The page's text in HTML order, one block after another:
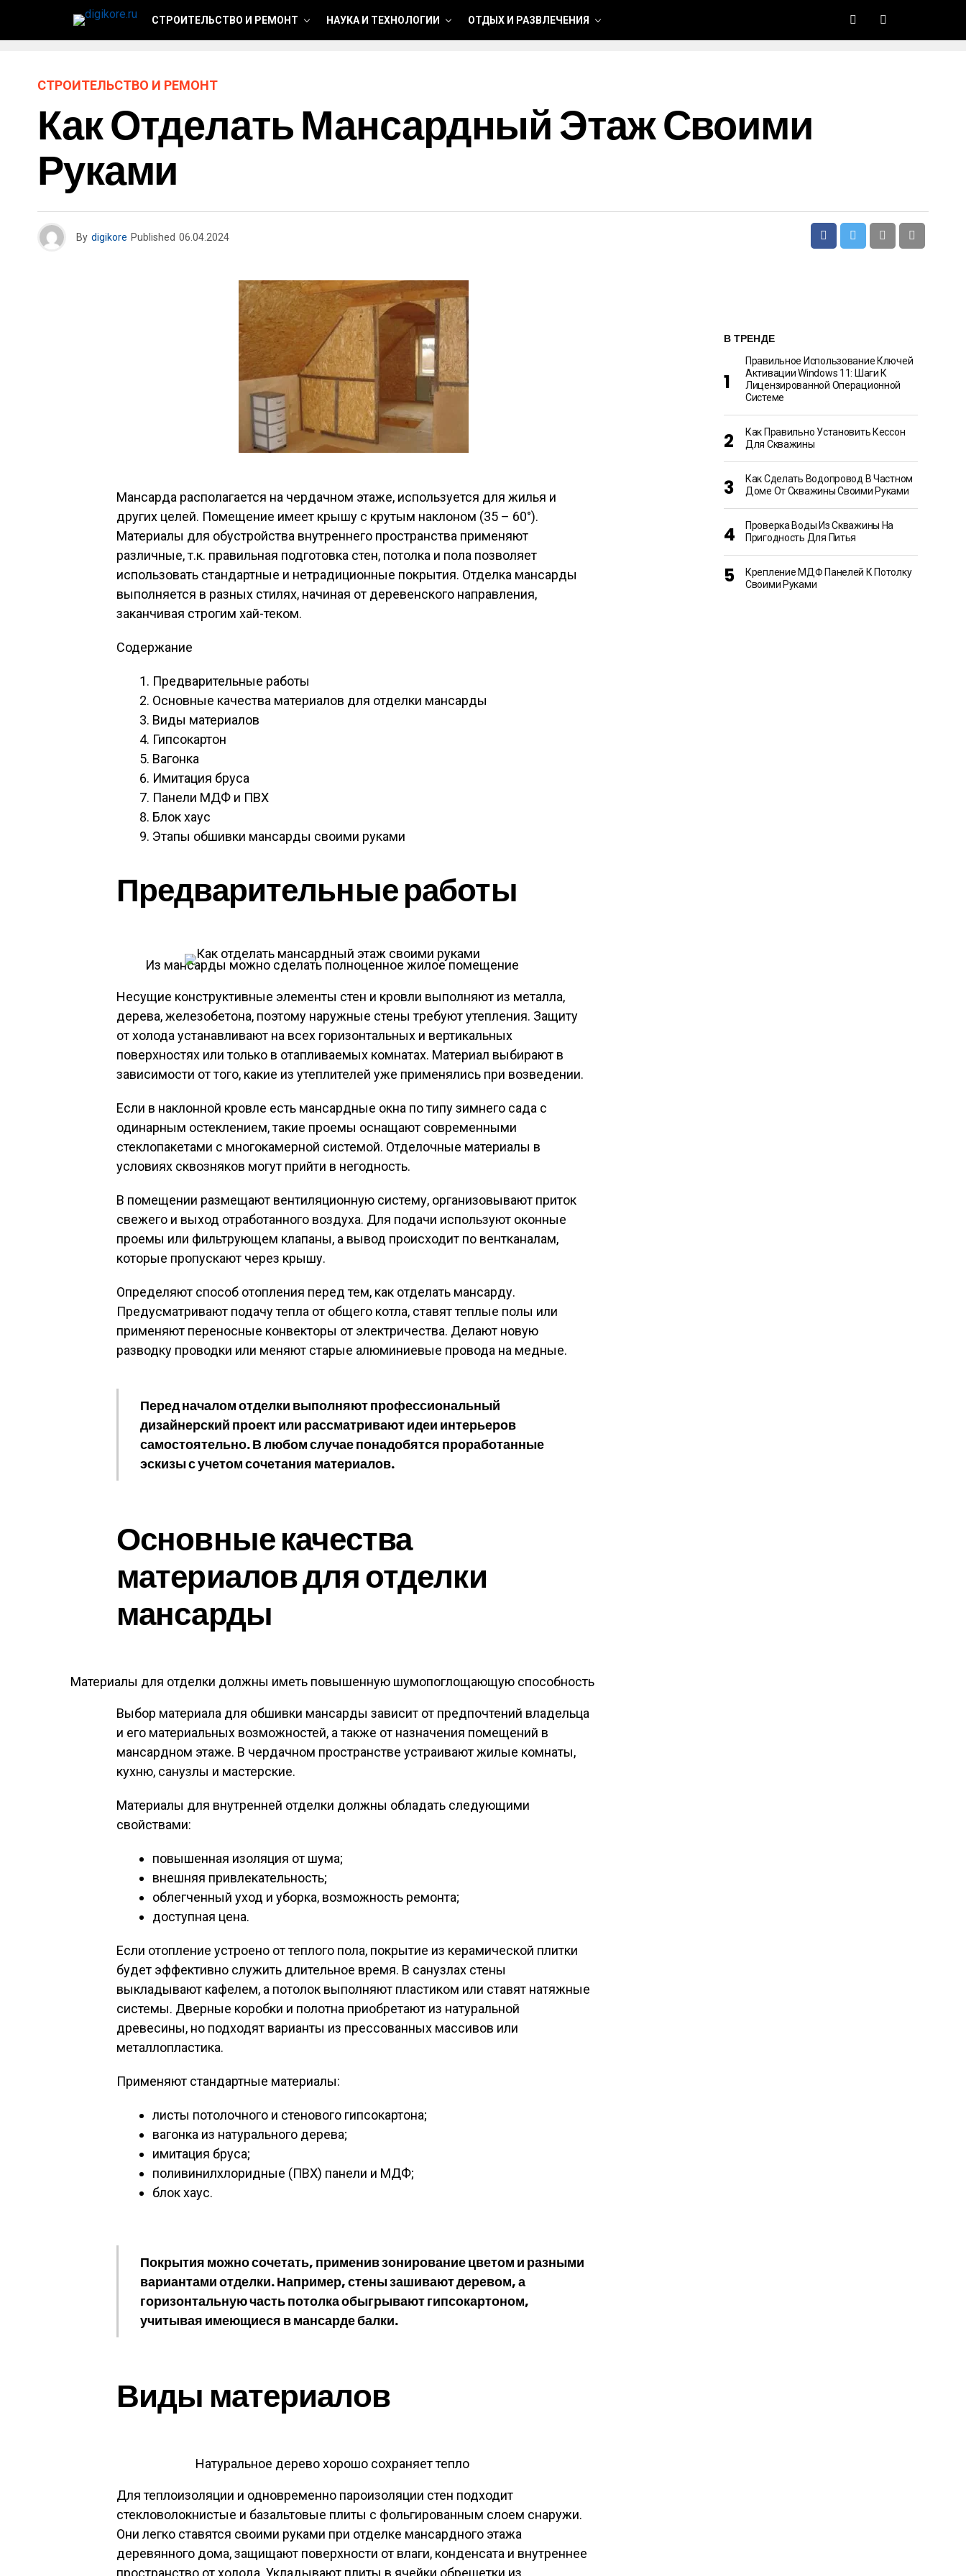
СТРОИТЕЛЬСТВО И РЕМОНТ НАУКА И ТЕХНОЛОГИИ ОТДЫХ И РАЗВЛЕЧЕНИЯ
СТРОИТЕЛЬСТВО И РЕМОНТ
Как Отделать Мансардный Этаж Своими
Руками
By digikore Published 06.04.2024
Мансарда располагается на чердачном этаже, используется для жилья и
других целей. Помещение имеет крышу с крутым наклоном (35 – 60°).
Материалы для обустройства внутреннего пространства применяют
различные, т.к. правильная подготовка стен, потолка и пола позволяет
использовать стандартные и нетрадиционные покрытия. Отделка мансарды
выполняется в разных стилях, начиная от деревенского направления,
заканчивая строгим хай-теком.
Содержание
Предварительные работы
Основные качества материалов для отделки мансарды
Виды материалов
Гипсокартон
Вагонка
Имитация бруса
Панели МДФ и ПВХ
Блок хаус
Этапы обшивки мансарды своими руками
Предварительные работы
Из мансарды можно сделать полноценное жилое помещение
Несущие конструктивные элементы стен и кровли выполняют из металла,
дерева, железобетона, поэтому наружные стены требуют утепления. Защиту
от холода устанавливают на всех горизонтальных и вертикальных
поверхностях или только в отапливаемых комнатах. Материал выбирают в
зависимости от того, какие из утеплителей уже применялись при возведении.
Если в наклонной кровле есть мансардные окна по типу зимнего сада с
одинарным остеклением, такие проемы оснащают современными
стеклопакетами с многокамерной системой. Отделочные материалы в
условиях сквозняков могут прийти в негодность.
В помещении размещают вентиляционную систему, организовывают приток
свежего и выход отработанного воздуха. Для подачи используют оконные
проемы или фильтрующем клапаны, а вывод происходит по вентканалам,
которые пропускают через крышу.
Определяют способ отопления перед тем, как отделать мансарду.
Предусматривают подачу тепла от общего котла, ставят теплые полы или
применяют переносные конвекторы от электричества. Делают новую
разводку проводки или меняют старые алюминиевые провода на медные.
Перед началом отделки выполняют профессиональный
дизайнерский проект или рассматривают идеи интерьеров
самостоятельно. В любом случае понадобятся проработанные
эскизы с учетом сочетания материалов.
Основные качества
материалов для отделки
мансарды
Материалы для отделки должны иметь повышенную шумопоглощающую способность
Выбор материала для обшивки мансарды зависит от предпочтений владельца
и его материальных возможностей, а также от назначения помещений в
мансардном этаже. В чердачном пространстве устраивают жилые комнаты,
кухню, санузлы и мастерские.
Материалы для внутренней отделки должны обладать следующими
свойствами:
повышенная изоляция от шума;
внешняя привлекательность;
облегченный уход и уборка, возможность ремонта;
доступная цена.
Если отопление устроено от теплого пола, покрытие из керамической плитки
будет эффективно служить длительное время. В санузлах стены
выкладывают кафелем, а потолок выполняют пластиком или ставят натяжные
системы. Дверные коробки и полотна приобретают из натуральной
древесины, но подходят варианты из прессованных массивов или
металлопластика.
Применяют стандартные материалы:
листы потолочного и стенового гипсокартона;
вагонка из натурального дерева;
имитация бруса;
поливинилхлоридные (ПВХ) панели и МДФ;
блок хаус.
Покрытия можно сочетать, применив зонирование цветом и разными
вариантами отделки. Например, стены зашивают деревом, а
горизонтальную часть потолка обыгрывают гипсокартоном,
учитывая имеющиеся в мансарде балки.
Виды материалов
Натуральное дерево хорошо сохраняет тепло
Для теплоизоляции и одновременно пароизоляции стен подходит
стекловолокнистые и базальтовые плиты с фольгированным слоем снаружи.
Они легко ставятся своими руками при отделке мансардного этажа
деревянного дома, защищают поверхности от влаги, конденсата и внутреннее
пространство от холода. Укладывают плиты в ячейки обрешетки из
В ТРЕНДЕ
Правильное Использование Ключей
Активации Windows 11: Шаги К
Лицензированной Операционной
Системе
Как Правильно Установить Кессон
Для Скважины
Как Сделать Водопровод В Частном
Доме От Скважины Своими Руками
Проверка Воды Из Скважины На
Пригодность Для Питья
Крепление МДФ Панелей К Потолку
Своими Руками